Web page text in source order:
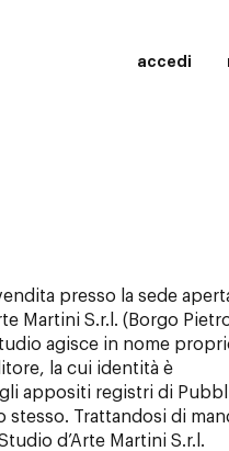
accedi
presso la sede
Martini S.r.l. (Borgo
agisce in nome
la cui identità è
appositi registri di
stesso. Trattandosi di
d’Arte Martini S.r.l.